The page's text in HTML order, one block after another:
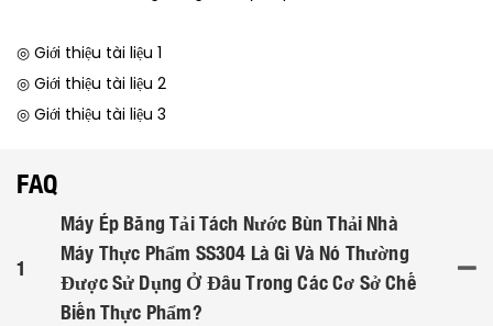
◎ Giới thiệu tài liệu 1
◎ Giới thiệu tài liệu 2
◎ Giới thiệu tài liệu 3
FAQ
1
Máy Ép Băng Tải Tách Nước Bùn Thải Nhà
Máy Thực Phẩm SS304 Là Gì Và Nó Thường
Được Sử Dụng Ở Đâu Trong Các Cơ Sở Chế
Biến Thực Phẩm?